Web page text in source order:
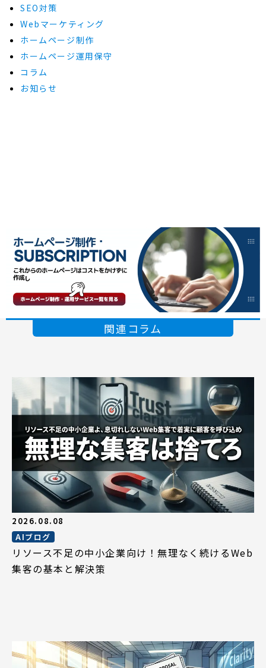
SEO対策
Webマーケティング
ホームページ制作
ホームページ運用保守
コラム
お知らせ
関連コラム
2026.08.08
AIブログ
リソース不足の中小企業向け！無理なく続けるWeb
集客の基本と解決策